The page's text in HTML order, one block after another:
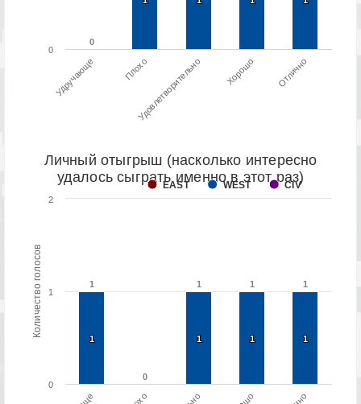
0
0
Удручающе ПлохоУдовлетворительно Хорошо Отлично
0
Количество голосов
Личный отыгрыш (насколько интересно
удалось сыграть именно в этот раз)
1
1
0
0
1
1 1
1 1
1
1
1 1
1 1
1 1
1
EAST WEST CIV
0
1
2